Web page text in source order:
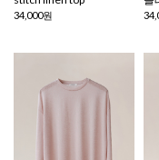
34,000원